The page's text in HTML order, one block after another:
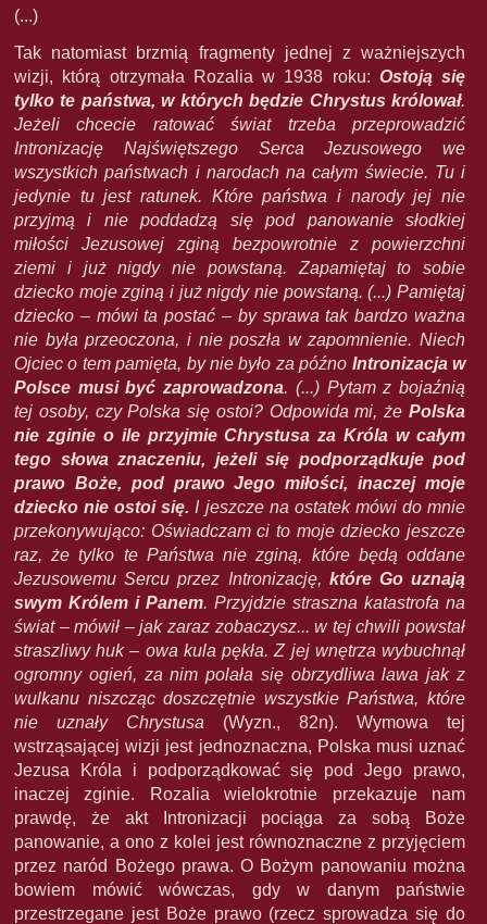
(...)
Tak natomiast brzmią fragmenty jednej z ważniejszych
wizji, którą otrzymała Rozalia w 1938 roku: Ostoją się
tylko te państwa, w których będzie Chrystus królował.
Jeżeli chcecie ratować świat trzeba przeprowadzić
Intronizację Najświętszego Serca Jezusowego we
wszystkich państwach i narodach na całym świecie. Tu i
jedynie tu jest ratunek. Które państwa i narody jej nie
przyjmą i nie poddadzą się pod panowanie słodkiej
miłości Jezusowej zginą bezpowrotnie z powierzchni
ziemi i już nigdy nie powstaną. Zapamiętaj to sobie
dziecko moje zginą i już nigdy nie powstaną. (...) Pamiętaj
dziecko – mówi ta postać – by sprawa tak bardzo ważna
nie była przeoczona, i nie poszła w zapomnienie. Niech
Ojciec o tem pamięta, by nie było za późno Intronizacja w
Polsce musi być zaprowadzona. (...) Pytam z bojaźnią
tej osoby, czy Polska się ostoi? Odpowida mi, że Polska
nie zginie o ile przyjmie Chrystusa za Króla w całym
tego słowa znaczeniu, jeżeli się podporządkuje pod
prawo Boże, pod prawo Jego miłości, inaczej moje
dziecko nie ostoi się. I jeszcze na ostatek mówi do mnie
przekonywująco: Oświadczam ci to moje dziecko jeszcze
raz, że tylko te Państwa nie zginą, które będą oddane
Jezusowemu Sercu przez Intronizację, które Go uznają
swym Królem i Panem. Przyjdzie straszna katastrofa na
świat – mówił – jak zaraz zobaczysz... w tej chwili powstał
straszliwy huk – owa kula pękła. Z jej wnętrza wybuchnął
ogromny ogień, za nim polała się obrzydliwa lawa jak z
wulkanu niszcząc doszczętnie wszystkie Państwa, które
nie uznały Chrystusa (Wyzn., 82n). Wymowa tej
wstrząsającej wizji jest jednoznaczna, Polska musi uznać
Jezusa Króla i podporządkować się pod Jego prawo,
inaczej zginie. Rozalia wielokrotnie przekazuje nam
prawdę, że akt Intronizacji pociąga za sobą Boże
panowanie, a ono z kolei jest równoznaczne z przyjęciem
przez naród Bożego prawa. O Bożym panowaniu można
bowiem mówić wówczas, gdy w danym państwie
przestrzegane jest Boże prawo (rzecz sprowadza się do